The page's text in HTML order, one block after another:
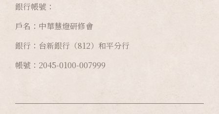
銀行帳號：
戶名：中華慧燈研修會
銀行：台新銀行（812）和平分行
帳號：2045-0100-007999